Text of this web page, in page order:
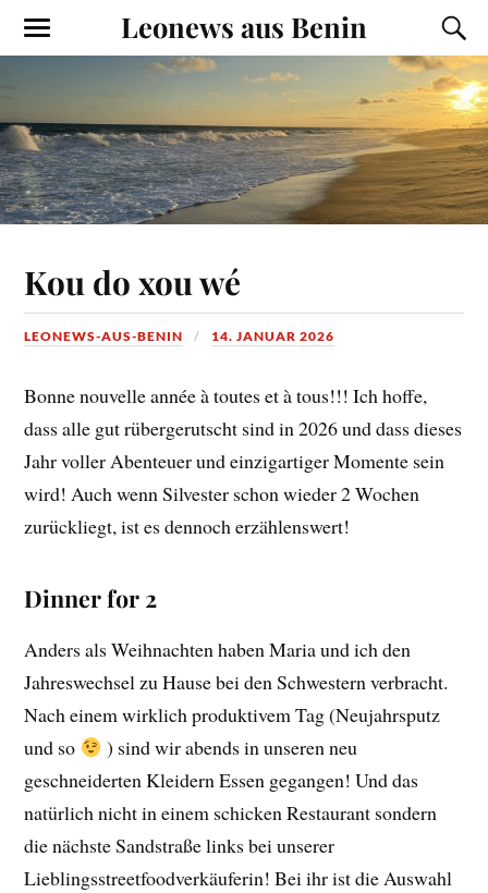
Leonews aus Benin
Kou do xou wé
LEONEWS-AUS-BENIN 14. JANUAR 2026
Bonne nouvelle année à toutes et à tous!!! Ich hoffe,
dass alle gut rübergerutscht sind in 2026 und dass dieses
Jahr voller Abenteuer und einzigartiger Momente sein
wird! Auch wenn Silvester schon wieder 2 Wochen
zurückliegt, ist es dennoch erzählenswert!
Dinner for 2
Anders als Weihnachten haben Maria und ich den
Jahreswechsel zu Hause bei den Schwestern verbracht.
Nach einem wirklich produktivem Tag (Neujahrsputz
und so
) sind wir abends in unseren neu
geschneiderten Kleidern Essen gegangen! Und das
natürlich nicht in einem schicken Restaurant sondern
die nächste Sandstraße links bei unserer
Lieblingsstreetfoodverkäuferin! Bei ihr ist die Auswahl